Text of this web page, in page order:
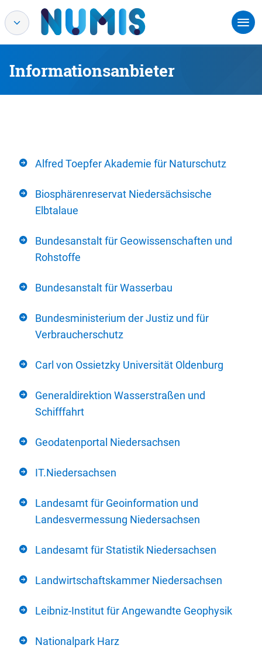
Informationsanbieter
Alfred Toepfer Akademie für Naturschutz
Biosphärenreservat Niedersächsische
Elbtalaue
Bundesanstalt für Geowissenschaften und
Rohstoffe
Bundesanstalt für Wasserbau
Bundesministerium der Justiz und für
Verbraucherschutz
Carl von Ossietzky Universität Oldenburg
Generaldirektion Wasserstraßen und
Schifffahrt
Geodatenportal Niedersachsen
IT.Niedersachsen
Landesamt für Geoinformation und
Landesvermessung Niedersachsen
Landesamt für Statistik Niedersachsen
Landwirtschaftskammer Niedersachsen
Leibniz-Institut für Angewandte Geophysik
Nationalpark Harz